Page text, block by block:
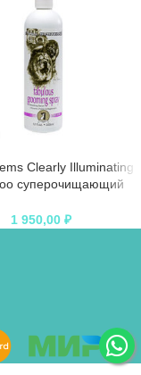
Clearly Illuminating
суперочищающий
1 950,00 ₽